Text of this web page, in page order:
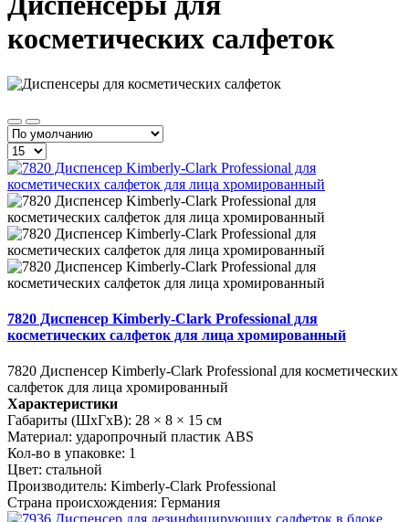
косметических салфеток
7820 Диспенсер Kimberly-Clark Professional для
косметических салфеток для лица хромированный
7820 Диспенсер Kimberly-Clark Professional для косметических
салфеток для лица хромированный
Характеристики
Габариты (ШхГхВ): 28 × 8 × 15 см
Материал: ударопрочный пластик ABS
Кол-во в упаковке: 1
Цвет: стальной
Производитель: Kimberly-Clark Professional
Страна происхождения: Германия